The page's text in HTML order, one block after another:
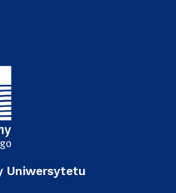
Uniwersytetu